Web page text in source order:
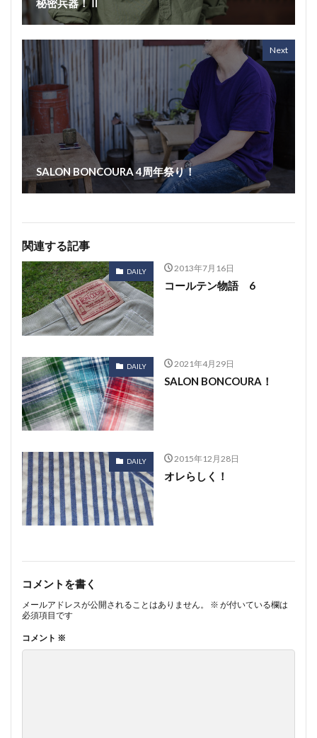
秘密兵器！Ⅱ
Next
SALON BONCOURA 4周年祭り！
関連する記事
DAILY 2013年7月16日
コールテン物語 6
DAILY 2021年4月29日
SALON BONCOURA！
DAILY 2015年12月28日
オレらしく！
コメントを書く
メールアドレスが公開されることはありません。 ※ が付いている欄は
必須項目です
コメント ※